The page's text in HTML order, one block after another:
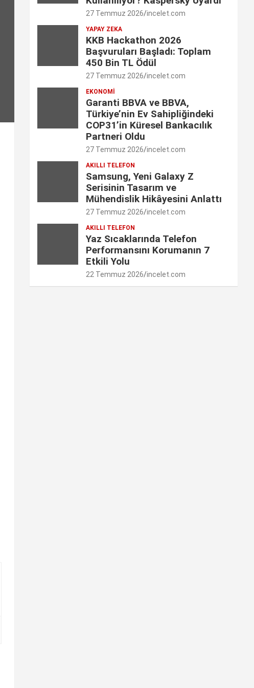
m
d
I
n
e
r
b
C
h
n
n
e
27 Temmuz 2026 incelet.com
YAPAY ZEKA
KKB Hackathon 2026
Başvuruları Başladı: Toplam
450 Bin TL Ödül
27 Temmuz 2026 incelet.com
EKONOMI
Garanti BBVA ve BBVA,
Türkiye’nin Ev Sahipliğindeki
COP31’in Küresel Bankacılık
Partneri Oldu
27 Temmuz 2026 incelet.com
AKILLI TELEFON
Samsung, Yeni Galaxy Z
Serisinin Tasarım ve
Mühendislik Hikâyesini Anlattı
27 Temmuz 2026 incelet.com
AKILLI TELEFON
Yaz Sıcaklarında Telefon
Performansını Korumanın 7
Etkili Yolu
22 Temmuz 2026 incelet.com